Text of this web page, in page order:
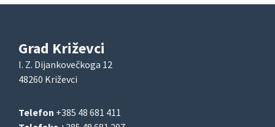
Grad Križevci
I. Z. Dijankovečkoga 12
48260 Križevci
Telefon +385 48 681 411